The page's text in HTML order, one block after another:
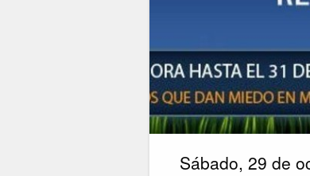
Sábado, 29 de